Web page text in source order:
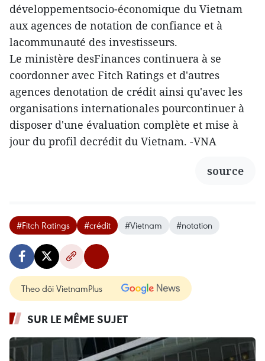
développementsocio-économique du Vietnam
aux agences de notation de confiance et à
lacommunauté des investisseurs.
Le ministère desFinances continuera à se
coordonner avec Fitch Ratings et d'autres
agences denotation de crédit ainsi qu'avec les
organisations internationales pourcontinuer à
disposer d'une évaluation complète et mise à
jour du profil decrédit du Vietnam. -VNA
source
#Fitch Ratings #crédit #Vietnam #notation
Theo dõi VietnamPlus
SUR LE MÊME SUJET